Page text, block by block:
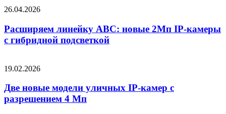
26.04.2026
Расширяем линейку ABC: новые 2Мп IP-камеры
c гибридной подсветкой
19.02.2026
Две новые модели уличных IP-камер с
разрешением 4 Мп